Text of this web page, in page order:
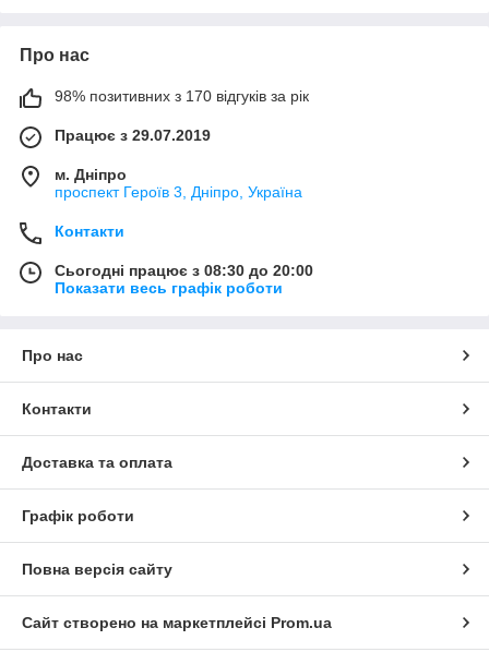
Про нас
98% позитивних з 170 відгуків за рік
Працює з 29.07.2019
м. Дніпро
проспект Героїв 3, Дніпро, Україна
Контакти
Сьогодні працює з 08:30 до 20:00
Показати весь графік роботи
Про нас
Контакти
Доставка та оплата
Графік роботи
Повна версія сайту
Сайт створено на маркетплейсі Prom.ua